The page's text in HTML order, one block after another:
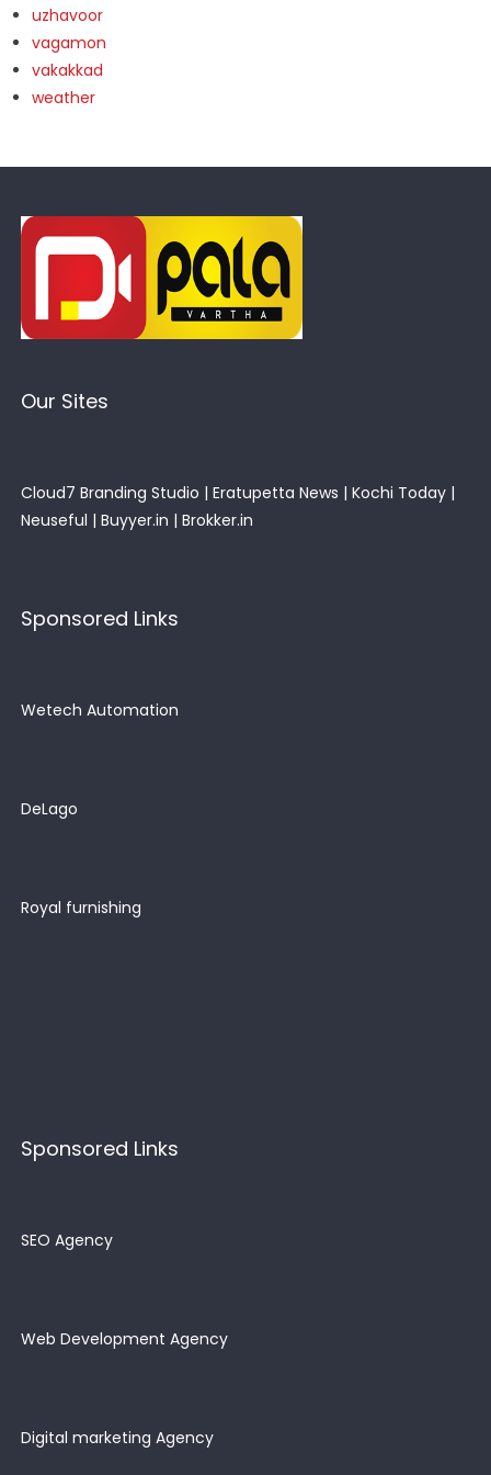
uzhavoor
vagamon
vakakkad
weather
Our Sites
Cloud7 Branding Studio | Eratupetta News | Kochi Today |
Neuseful | Buyyer.in | Brokker.in
Sponsored Links
Wetech Automation
DeLago
Royal furnishing
Sponsored Links
SEO Agency
Web Development Agency
Digital marketing Agency